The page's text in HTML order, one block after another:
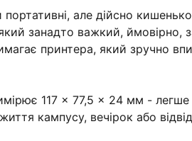
але дійсно
занадто важкий, ймовірно,
принтера, який зручно
117 × 77,5 × 24 мм - легше
кампусу, вечірок або